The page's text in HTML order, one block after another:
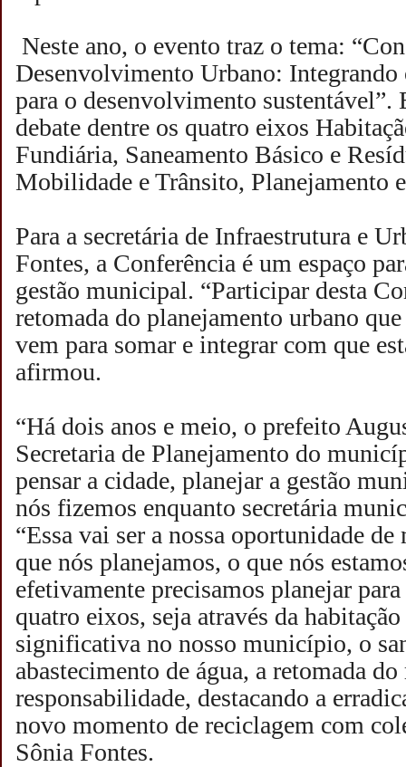
Neste ano, o evento traz o tema:
Desenvolvimento Urbano: Integrando
para o desenvolvimento sustentável”.
debate dentre os quatro eixos
Fundiária, Saneamento Básico e
Mobilidade e Trânsito, Planejamento
Para a secretária de Infraestrutura e
Fontes, a Conferência é um espaço
gestão municipal. “Participar desta
retomada do planejamento urbano
vem para somar e integrar com que
afirmou.
“Há dois anos e meio, o prefeito
Secretaria de Planejamento do
pensar a cidade, planejar a gestão
nós fizemos enquanto secretária
“Essa vai ser a nossa oportunidade
que nós planejamos, o que nós
efetivamente precisamos planejar
quatro eixos, seja através da
significativa no nosso município, o
abastecimento de água, a retomada
responsabilidade, destacando a
novo momento de reciclagem com
Sônia Fontes.